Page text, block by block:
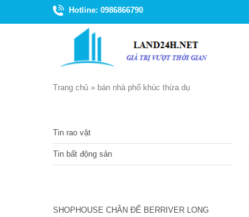
Hotline: 0986866790
Trang chủ » bán nhà phố khúc thừa dụ
Tin rao vặt
Tin bất động sản
SHOPHOUSE CHÂN ĐẾ BERRIVER LONG